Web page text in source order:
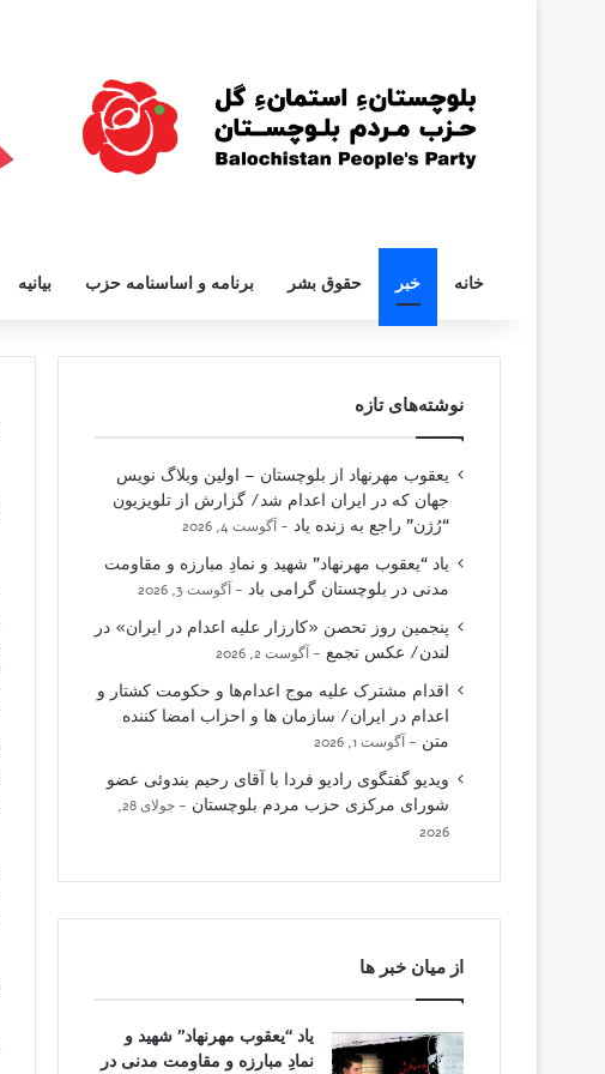
خانه خبر حقوق بشر برنامه و اساسنامه حزب بیانیه
نوشته‌های تازه
یعقوب مهرنهاد از بلوچستان – اولین وبلاگ نویس
جهان که در ایران اعدام شد/ گزارش از تلویزیون
“رُژن” راجع به زنده یاد
آگوست 4, 2026
یاد “یعقوب مهرنهاد” شهید و نمادِ مبارزه و مقاومت
مدنی در بلوچستان گرامی باد
آگوست 3, 2026
پنجمین روز تحصن «کارزار علیه اعدام در ایران» در
لندن/ عکس تجمع
آگوست 2, 2026
اقدام مشترک علیه موج اعدام‌ها و حکومت کشتار و
اعدام در ایران/ سازمان ها و احزاب امضا کننده
متن
آگوست 1, 2026
ویدیو گفتگوی رادیو فردا با آقای رحیم بندوئی عضو
شورای مرکزی حزب مردم بلوچستان
جولای 28,
2026
از میان خبر ها
یاد “یعقوب مهرنهاد” شهید و
نمادِ مبارزه و مقاومت مدنی در